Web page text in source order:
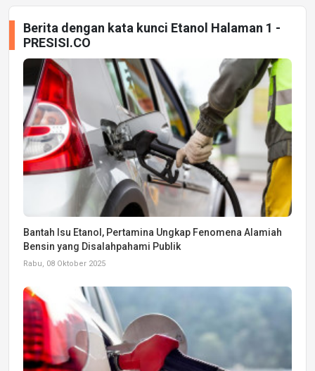
Berita dengan kata kunci Etanol Halaman 1 -
PRESISI.CO
Bantah Isu Etanol, Pertamina Ungkap Fenomena Alamiah
Bensin yang Disalahpahami Publik
Rabu, 08 Oktober 2025